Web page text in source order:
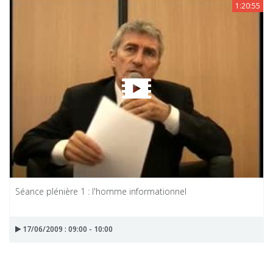
1:20:55
Séance plénière 1 : l'homme informationnel
17/06/2009 : 09:00 - 10:00